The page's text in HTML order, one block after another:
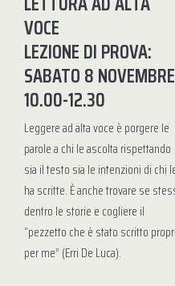
VOCE
LEZIONE DI PROVA:
SABATO 8
10.00-12.30
Leggere ad alta voce è porgere le
parole a chi le ascolta rispettando
sia il testo sia le intenzioni di chi
ha scritte. È anche trovare se
dentro le storie e cogliere il
“pezzetto che è stato scritto
per me” (Erri De Luca).